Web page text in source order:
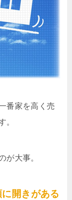
番家を高く売
。
が大事。
開きがある